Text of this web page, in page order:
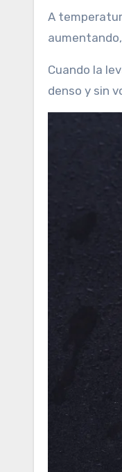
A
Cuando la
denso y sin